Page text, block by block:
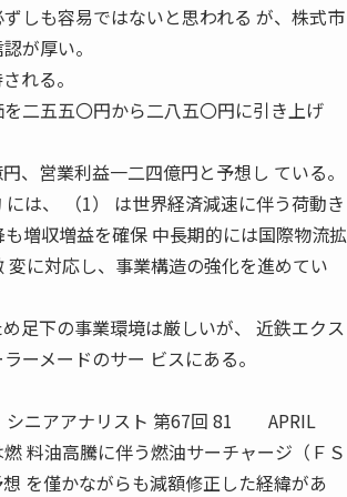
しも容易ではないと思われる が、株式市
が厚い。
れる。
二五五〇円から二八五〇円に引き上げ
、営業利益一二四億円と予想し ている。
は、 （1） は世界経済減速に伴う荷動き
増収増益を確保 中長期的には国際物流拡
に対応し、事業構造の強化を進めてい
足下の事業環境は厳しいが、 近鉄エクス
ーメードのサー ビスにある。
ニアアナリスト 第67回 81 APRIL
料油高騰に伴う燃油サーチャージ（ＦＳ
を僅かながらも減額修正した経緯があ